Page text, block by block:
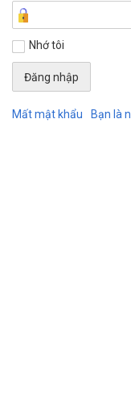
Nhớ tôi
Mất mật khẩu Bạn là